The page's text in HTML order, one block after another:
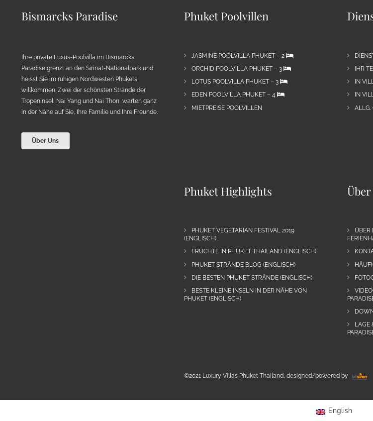
Bismarcks Paradise
Ihre private Luxus-Poolvilla im Bismarcks
Paradise grenzt an den Sirinat-Nationalpark und
heisst Sie im ruhigen Nordwesten Phukets
willkommen. Zwei der schönsten Strände der
Tropeninsel, Nai Yang und Nai Thon, warten ganz
in der Nähe auf Sie, Ihre Familie und Ihre Freunde.
Über Uns
Phuket Poolvillen
JASMINE POOLVILLA PHUKET – 2
ORCHID POOLVILLA PHUKET – 3
LOTUS POOLVILLA PHUKET – 3
EDEN POOLVILLA PHUKET – 4
MIETPREISE POOLVILLEN
IHR
IN
IN
ALLG.
Phuket Highlights
PHUKET VEGETARIAN FESTIVAL 2019
(ENGLISCH)
FRÜCHTE IN PHUKET THAILAND (ENGLISCH)
PHUKET STRÄNDE BLOG (ENGLISCH)
DIE BESTEN PHUKET STRÄNDE (ENGLISCH)
BESTE KLEINE INSELN IN DER NÄHE VON
PHUKET (ENGLISCH)
ÜBER
LAGE
©2021 Luxury Villas Phuket Thailand, designed/powered by
English